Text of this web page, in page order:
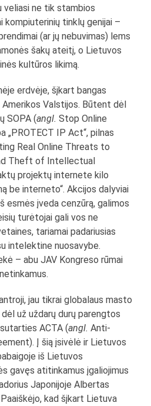
veliasi ne tik stambios
kompiuterinių tinklų genijai –
(ar jų nebuvimas) lems
šakų ateitį, o Lietuvos
kultūros likimą.
erdvėje, šįkart bangas
Valstijos. Būtent dėl
SOPA (angl. Stop Online
„PROTECT IP Act“, pilnas
Real Online Threats to
Theft of Intellectual
projektų internete kilo
be interneto“. Akcijos dalyviai
esmės įveda cenzūrą, galimos
turėtojai gali vos ne
tariamai padariusias
intelektine nuosavybe.
– abu JAV Kongreso rūmai
jau tikrai globalaus masto
už uždarų durų parengtos
ACTA (angl. Anti-
Į šią įsivėlė ir Lietuvos
iš Lietuvos
gavęs atitinkamus įgaliojimus
Japonijoje Albertas
kad šįkart Lietuva